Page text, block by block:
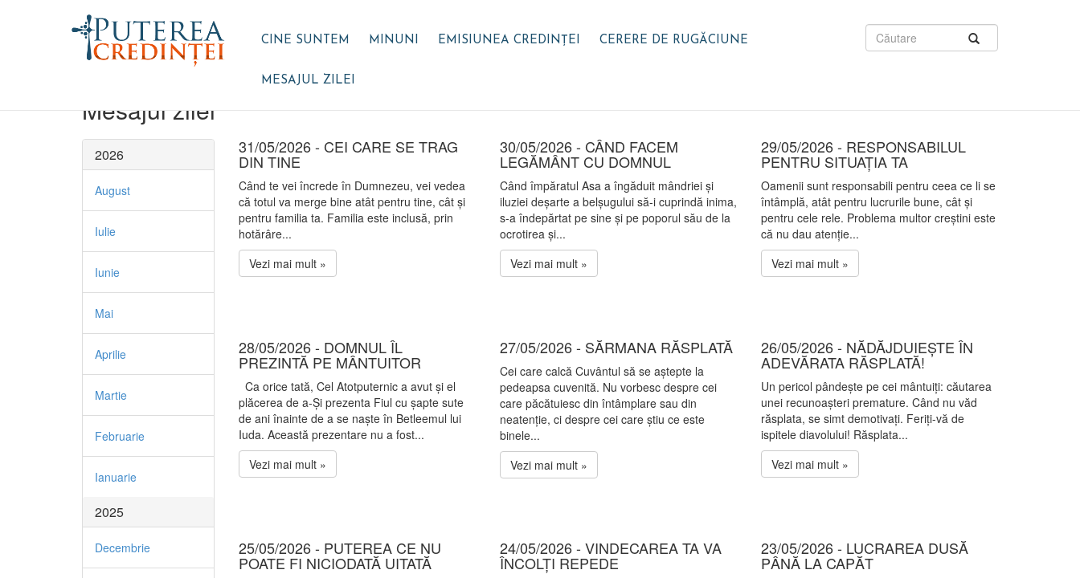
CINE SUNTEM MINUNI EMISIUNEA CREDINȚEI CERERE DE RUGĂCIUNE
MESAJUL ZILEI
Mesajul zilei
2026
August
Iulie
Iunie
Mai
Aprilie
Martie
Februarie
Ianuarie
2025
Decembrie
31/05/2026 - CEI CARE SE TRAG
DIN TINE
Când te vei încrede în Dumnezeu, vei vedea
că totul va merge bine atât pentru tine, cât și
pentru familia ta. Familia este inclusă, prin
hotărâre...
Vezi mai mult »
30/05/2026 - CÂND FACEM
LEGĂMÂNT CU DOMNUL
Când împăratul Asa a îngăduit mândriei și
iluziei deșarte a belșugului să-i cuprindă inima,
s-a îndepărtat pe sine și pe poporul său de la
ocrotirea și...
Vezi mai mult »
29/05/2026 - RESPONSABILUL
PENTRU SITUAȚIA TA
Oamenii sunt responsabili pentru ceea ce li se
întâmplă, atât pentru lucrurile bune, cât și
pentru cele rele. Problema multor creștini este
că nu dau atenție...
Vezi mai mult »
28/05/2026 - DOMNUL ÎL
PREZINTĂ PE MÂNTUITOR
Ca orice tată, Cel Atotputernic a avut și el
plăcerea de a-Și prezenta Fiul cu șapte sute
de ani înainte de a se naște în Betleemul lui
Iuda. Această prezentare nu a fost...
Vezi mai mult »
27/05/2026 - SĂRMANA RĂSPLATĂ
Cei care calcă Cuvântul să se aștepte la
pedeapsa cuvenită. Nu vorbesc despre cei
care păcătuiesc din întâmplare sau din
neatenție, ci despre cei care știu ce este
binele...
Vezi mai mult »
26/05/2026 - NĂDĂJDUIEȘTE ÎN
ADEVĂRATA RĂSPLATĂ!
Un pericol pândește pe cei mântuiți: căutarea
unei recunoașteri premature. Când nu văd
răsplata, se simt demotivați. Feriți-vă de
ispitele diavolului! Răsplata...
Vezi mai mult »
25/05/2026 - PUTEREA CE NU
POATE FI NICIODATĂ UITATĂ
24/05/2026 - VINDECAREA TA VA
ÎNCOLȚI REPEDE
23/05/2026 - LUCRAREA DUSĂ
PÂNĂ LA CAPĂT